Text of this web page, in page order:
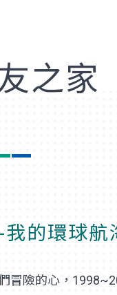
之家
的環球航
冒險的心，